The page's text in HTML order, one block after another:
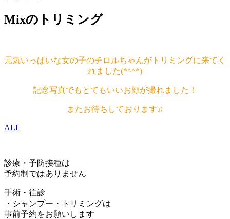
Mixのトリミング
元気いっぱいな女の子のチロルちゃんがトリミングに来てく
れました(*^^*)
記念写真でもとてもいいお顔が撮れました！
またお待ちしております♫
ALL
診療・予防接種は
予約制ではありません
手術・往診
・シャンプー・トリミングは
事前予約をお願いします